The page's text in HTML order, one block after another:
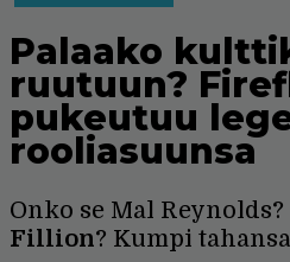
Palaako
ruutuun?
pukeutuu
rooliasuunsa
Onko se Mal Reynolds?
Fillion? Kumpi